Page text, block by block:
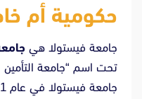
حكومية أم
جامعة فيستولا هي
تحت اسم “جامعة التأمين